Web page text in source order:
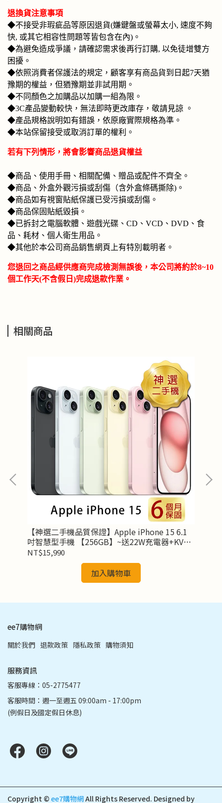
退換貨注意事項
◆不接受非瑕疵品等原因退貨(嫌鍵盤或螢幕太小, 速度不夠
快, 或其它相容性問題等皆包含在內)。
◆為避免造成爭議，請確認需求後再行訂購, 以免徒增雙方
困擾。
◆依照消費者保護法的規定，顧客享有商品貨到日起7天猶
豫期的權益，但猶豫期並非試用期。
◆不同顏色之加購品以加購一組為限。
◆3C產品變動較快，無法即時更改庫存，敬請見諒 。
◆產品規格說明如有錯誤，依原廠實際規格為準。
◆本站保留接受或取消訂單的權利。
若有下列情形，將會影響商品退貨權益
◆商品、使用手冊、相關配備、贈品或配件不齊全。
◆商品、外盒外觀污損或刮傷（含外盒條碼撕除)。
◆商品如有視窗貼紙保護已受污損或刮傷。
◆商品保固貼紙毀損。
◆已拆封之電腦軟體、遊戲光碟、CD、VCD、DVD、食
品、耗材、個人衛生用品。
◆其他於本公司商品銷售網頁上有特別載明者。
您退回之商品經供應商完成檢測無誤後，本公司將約於8~10
個工作天(不含假日)完成退款作業。
相關商品
【神選二手機品質保證】Apple iPhone 15 6.1
吋智慧型手機 【256GB】~送22W充電器+KV
1.5米傳充線+玻璃保貼+保護殼
NT$15,990
加入購物車
ee7購物網
關於我們 退款政策 隱私政策 購物須知
服務資訊
客服專線：05-2775477
客服時間：週一至週五 09:00am - 17:00pm
(例假日及國定假日休息)
Copyright © ee7購物網All Rights Reserved. Designed by